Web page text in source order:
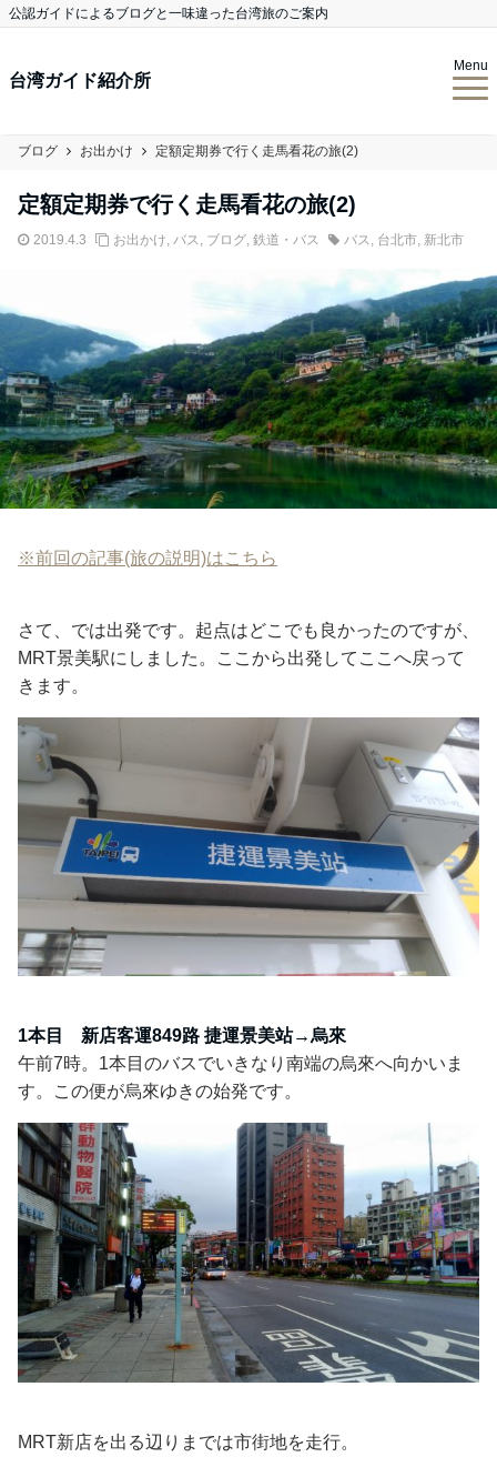
公認ガイドによるブログと一味違った台湾旅のご案内
台湾ガイド紹介所
Menu
ブログ お出かけ 定額定期券で行く走馬看花の旅(2)
定額定期券で行く走馬看花の旅(2)
2019.4.3 お出かけ, バス, ブログ, 鉄道・バス バス, 台北市, 新北市
※前回の記事(旅の説明)はこちら
さて、では出発です。起点はどこでも良かったのですが、
MRT景美駅にしました。ここから出発してここへ戻って
きます。
1本目 新店客運849路 捷運景美站→烏來
午前7時。1本目のバスでいきなり南端の烏來へ向かいま
す。この便が烏來ゆきの始発です。
MRT新店を出る辺りまでは市街地を走行。